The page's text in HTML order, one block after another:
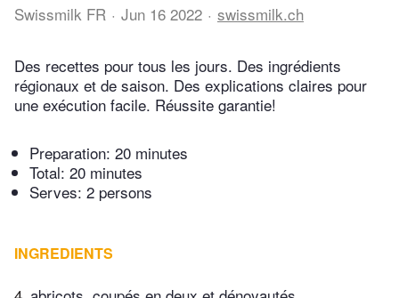
Swissmilk FR Jun 16 2022 swissmilk.ch
Des recettes pour tous les jours. Des ingrédients
régionaux et de saison. Des explications claires pour
une exécution facile. Réussite garantie!
Preparation: 20 minutes
Total: 20 minutes
Serves: 2 persons
INGREDIENTS